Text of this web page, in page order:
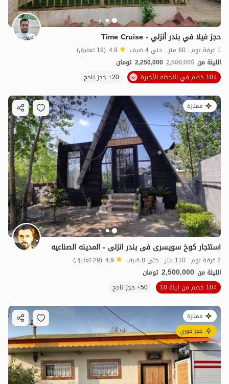
1.5مليون ت 4.9
حجز فيلا في بندر أنزلي - Time Cruise
1 غرفة نوم . 60 متر . حتى 4 ضيف 4.9 (19 تعليق)
الليلة من 2,500,000
2,250,000 تومان
10٪ خصم في اللحظة الأخيرة
20+ حجز ناجح
ممتازة
استئجار کوخ سویسری فی بندر انزلی - المدینه الصناعیه
2 غرفة نوم . 110 متر . حتى 8 ضيف 4.9 (29 تعليق)
الليلة من 2,500,000 تومان
10٪ خصم من ليلة 10
50+ حجز ناجح
ممتازة
حجز فوري